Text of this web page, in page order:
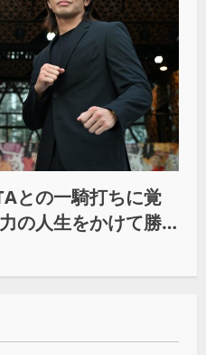
との一騎打ちに覚
の人生をかけて勝